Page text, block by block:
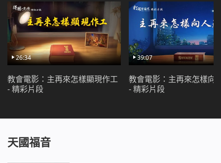
26:34
教會電影：主再來怎樣顯現作工
- 精彩片段
39:07
教會電影：主再來怎樣向
- 精彩片段
天國福音